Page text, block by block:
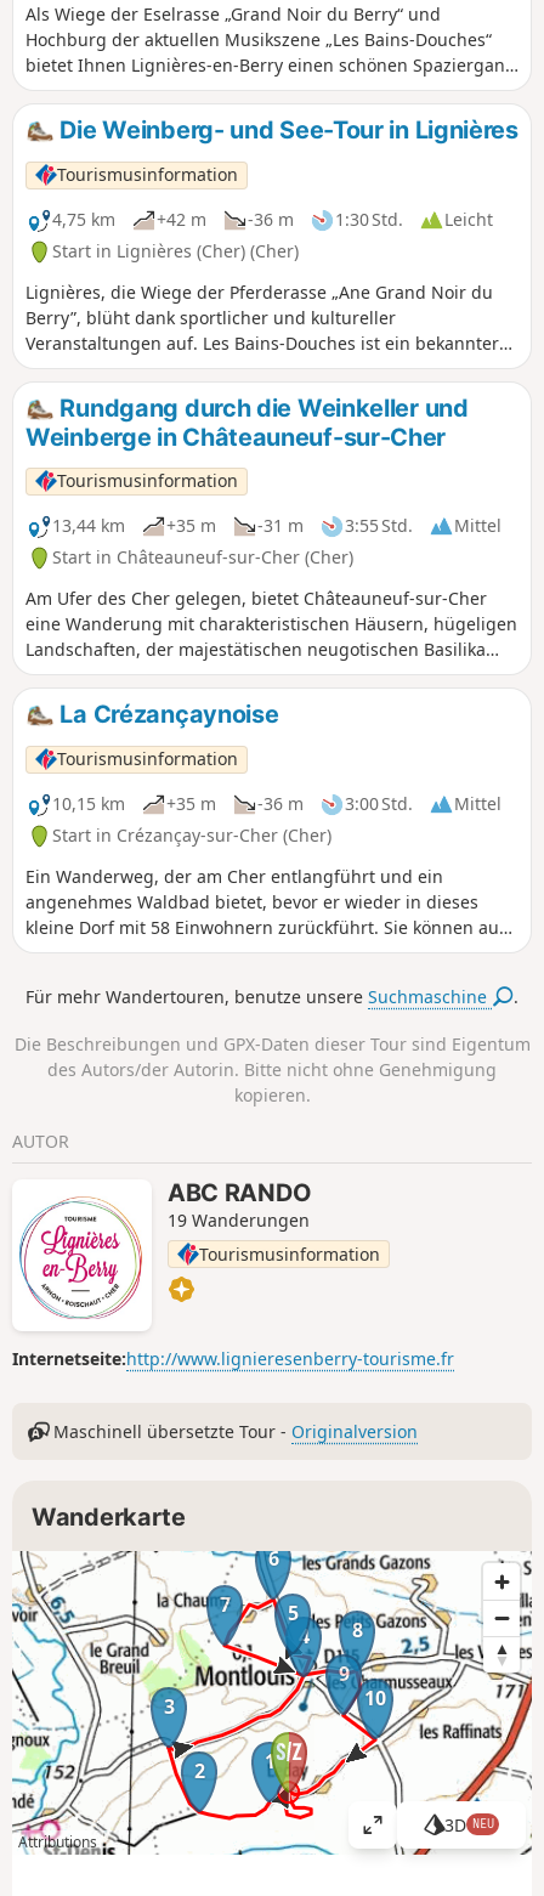
Als Wiege der Eselrasse „Grand Noir du Berry“ und
Hochburg der aktuellen Musikszene „Les Bains-Douches“
bietet Ihnen Lignières-en-Berry einen schönen Spaziergang
rund um das klassische Schloss aus dem 17. Jahrhundert
(Privatbesitz), die Markthalle aus dem 16. Jahrhundert sowie
die schönen Bürgerhäuser und Herrenhäuser. Sie
durchstreifen die Wege von Lignières, umrunden das „Pôle
du Cheval et de l'Âne“ und wandern anschließend am Fluss
Arnon entlang.
Die Weinberg- und See-Tour in Lignières
Tourismusinformation
4,75 km
+42 m -36 m 1:30 Std.
Leicht
Start in Lignières (Cher) (Cher)
Lignières, die Wiege der Pferderasse „Ane Grand Noir du
Berry”, blüht dank sportlicher und kultureller
Veranstaltungen auf. Les Bains-Douches ist ein bekannter
Veranstaltungsort für aktuelle Musik, der von September
bis Juni ein Programm bietet. Die Foire aux Ânes (Eselmarkt)
am Pfingstmontag ist ein Treffpunkt für Liebhaber der
langohrigen Tiere. Auf einem Rundgang durch die Stadt
Lignières können Sie mehr über diesen
Handelsknotenpunkt ergehen.
Rundgang durch die Weinkeller und
Weinberge in Châteauneuf-sur-Cher
Tourismusinformation
13,44 km
+35 m -31 m 3:55 Std.
Mittel
Start in Châteauneuf-sur-Cher (Cher)
Am Ufer des Cher gelegen, bietet Châteauneuf-sur-Cher
eine Wanderung mit charakteristischen Häusern, hügeligen
Landschaften, der majestätischen neugotischen Basilika
Notre-Dame-des-Enfants und dem imposanten Schloss aus
dem 16. Jahrhundert. Sie können Ihre Entdeckungstour
sogar mit einer Stunde Paddeln auf dem Kanal oder einer
Kanufahrt auf dem Cher (nach Voranmeldung) ausklingen
lassen.
La Crézançaynoise
Tourismusinformation
10,15 km
+35 m -36 m 3:00 Std.
Mittel
Start in Crézançay-sur-Cher (Cher)
Ein Wanderweg, der am Cher entlangführt und ein
angenehmes Waldbad bietet, bevor er wieder in dieses
kleine Dorf mit 58 Einwohnern zurückführt. Sie können auch
andere Wanderwege in der Nähe nutzen: Chambon, Saint-
denGR®41.
Für mehr Wandertouren, benutze unsereSuchmaschine .
Die Beschreibungen und GPX-Daten dieser Tour sind Eigentum
des Autors/der Autorin. Bitte nicht ohne Genehmigung
kopieren.
AUTOR
ABC RANDO
19 Wanderungen
Tourismusinformation
Internetseite:http://www.lignieresenberry-tourisme.fr
Maschinell übersetzte Tour - Originalversion
Wanderkarte
1
2
3
4
5
6
7
8
9
10
Attributions
K
3D NEU